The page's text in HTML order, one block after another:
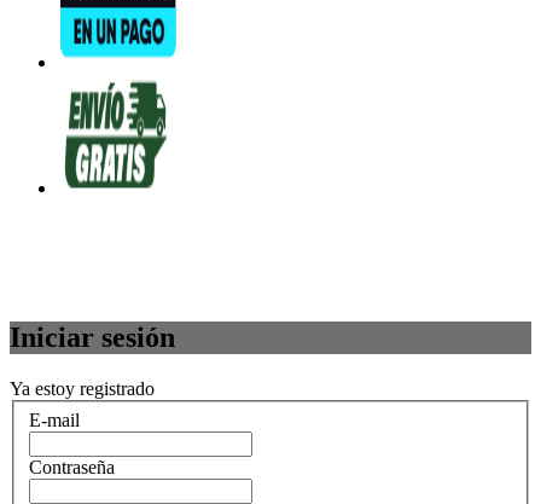
Iniciar sesión
Ya estoy registrado
E-mail
Contraseña